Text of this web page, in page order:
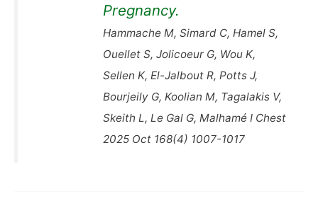
Pregnancy.
Hammache M, Simard C, Hamel S,
Ouellet S, Jolicoeur G, Wou K,
Sellen K, El-Jalbout R, Potts J,
Bourjeily G, Koolian M, Tagalakis V,
Skeith L, Le Gal G, Malhamé I Chest
2025 Oct 168(4) 1007-1017